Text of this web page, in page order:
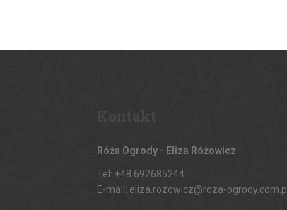
Róża Ogrody - Eliza Różowicz
Tel: +48 692685244
E-mail: eliza.rozowicz@roza-ogrody.com.pl